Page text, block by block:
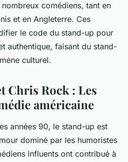
comédiens, tant en
et en Angleterre. Ces
le code du stand-up pour
authentique, faisant du stand-
culturel.
Chris Rock : Les
américaine
années 90, le stand-up est
dominé par les humoristes
influents ont contribué à